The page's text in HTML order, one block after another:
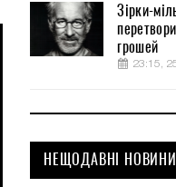
Зірки-
грошей
23:15,
НЕЩОДАВНІ НОВИНИ